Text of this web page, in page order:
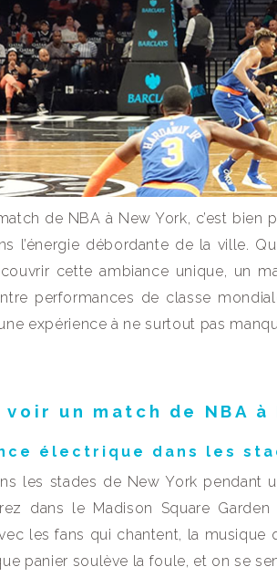
de NBA à New York, c’est bien
l’énergie débordante de la ville.
cette ambiance unique, un
performances de classe
expérience à ne surtout pas
voir un match de NBA
électrique dans les
les stades de New York
dans le Madison Square
les fans qui chantent, la
panier soulève la foule, et on se